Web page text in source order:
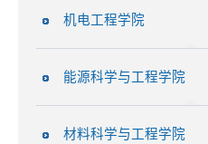
机电工程学院
能源科学与工程学院
材料科学与工程学院